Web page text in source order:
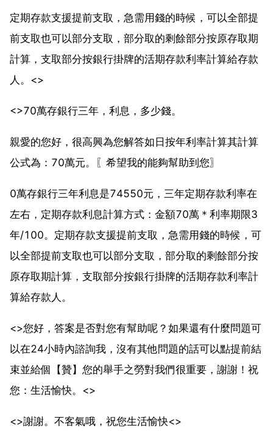
定期存款支援提前支取，急需用錢的時候，可以全部提
前支取也可以部分支取，部分取的剩餘部分按原存取期
計算，支取部分按銀行掛牌的活期存款利率計算給存款
人。<>
<>70萬存銀行三年，利息，多少錢。
親愛的您好，很高興為您解答如日按年利率計算其計算
公式為：70萬元。〖希望我的能夠幫助到您〗
0萬存銀行三年利息是74550元，三年定期存款利率在
左右，定期存款利息計算方式：金額70萬＊利率期限3
年/100。定期存款支援提前支取，急需用錢的時候，可
以全部提前支取也可以部分支取，部分取的剩餘部分按
原存取期計算，支取部分按銀行掛牌的活期存款利率計
算給存款人。
<>您好，答案是否對您有幫助呢？如果還有什麼問題可
以在24小時內諮詢我，沒有其他問題的話可以點提前結
束並給個【贊】您的舉手之勞對我們很重要，謝謝！祝
您：生活愉快。<>
<>謝謝。不客氣哦，祝您生活愉快<>